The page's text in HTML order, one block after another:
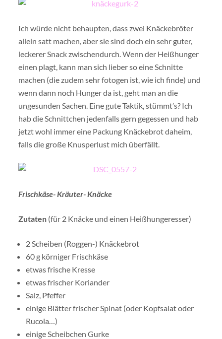
Ich würde nicht behaupten, dass zwei Knäckebröter
allein satt machen, aber sie sind doch ein sehr guter,
leckerer Snack zwischendurch. Wenn der Heißhunger
einen plagt, kann man sich lieber so eine Schnitte
machen (die zudem sehr fotogen ist, wie ich finde) und
wenn dann noch Hunger da ist, geht man an die
ungesunden Sachen. Eine gute Taktik, stümmt’s? Ich
hab die Schnittchen jedenfalls gern gegessen und hab
jetzt wohl immer eine Packung Knäckebrot daheim,
falls die große Knusperlust mich überfällt.
Frischkäse- Kräuter- Knäcke
Zutaten (für 2 Knäcke und einen Heißhungeresser)
2 Scheiben (Roggen-) Knäckebrot
60 g körniger Frischkäse
etwas frische Kresse
etwas frischer Koriander
Salz, Pfeffer
einige Blätter frischer Spinat (oder Kopfsalat oder
Rucola…)
einige Scheibchen Gurke